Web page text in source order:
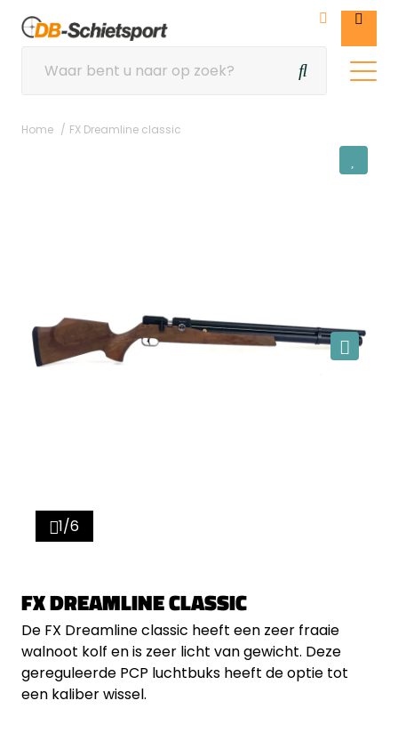
Home FX Dreamline classic
1/6
FX DREAMLINE CLASSIC
De FX Dreamline classic heeft een zeer fraaie
walnoot kolf en is zeer licht van gewicht. Deze
gereguleerde PCP luchtbuks heeft de optie tot
een kaliber wissel.